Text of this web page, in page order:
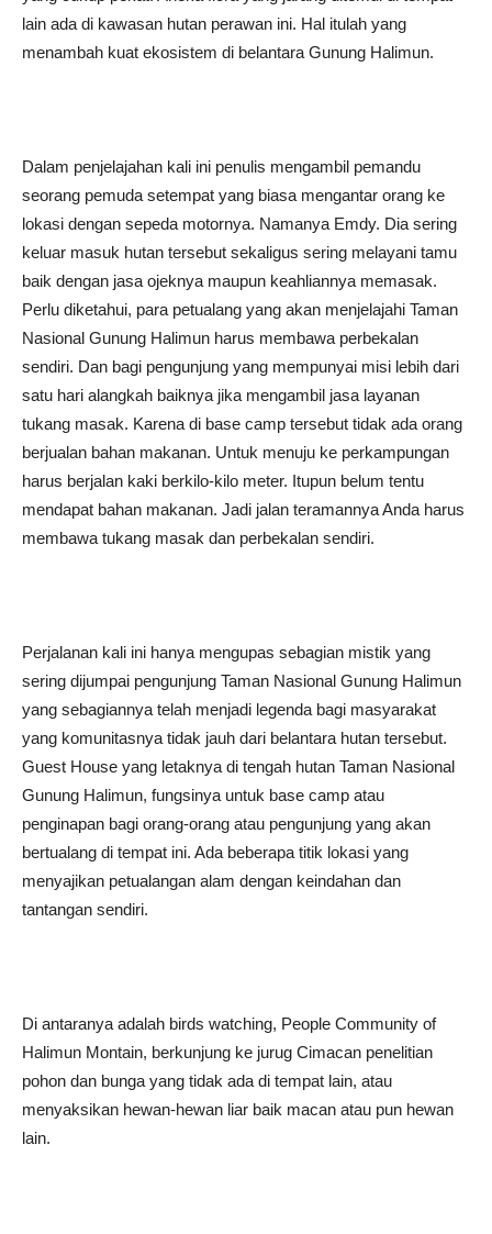
lain ada di kawasan hutan perawan ini. Hal itulah yang
menambah kuat ekosistem di belantara Gunung Halimun.
Dalam penjelajahan kali ini penulis mengambil pemandu
seorang pemuda setempat yang biasa mengantar orang ke
lokasi dengan sepeda motornya. Namanya Emdy. Dia sering
keluar masuk hutan tersebut sekaligus sering melayani tamu
baik dengan jasa ojeknya maupun keahliannya memasak.
Perlu diketahui, para petualang yang akan menjelajahi Taman
Nasional Gunung Halimun harus membawa perbekalan
sendiri. Dan bagi pengunjung yang mempunyai misi lebih dari
satu hari alangkah baiknya jika mengambil jasa layanan
tukang masak. Karena di base camp tersebut tidak ada orang
berjualan bahan makanan. Untuk menuju ke perkampungan
harus berjalan kaki berkilo-kilo meter. Itupun belum tentu
mendapat bahan makanan. Jadi jalan teramannya Anda harus
membawa tukang masak dan perbekalan sendiri.
Perjalanan kali ini hanya mengupas sebagian mistik yang
sering dijumpai pengunjung Taman Nasional Gunung Halimun
yang sebagiannya telah menjadi legenda bagi masyarakat
yang komunitasnya tidak jauh dari belantara hutan tersebut.
Guest House yang letaknya di tengah hutan Taman Nasional
Gunung Halimun, fungsinya untuk base camp atau
penginapan bagi orang-orang atau pengunjung yang akan
bertualang di tempat ini. Ada beberapa titik lokasi yang
menyajikan petualangan alam dengan keindahan dan
tantangan sendiri.
Di antaranya adalah birds watching, People Community of
Halimun Montain, berkunjung ke jurug Cimacan penelitian
pohon dan bunga yang tidak ada di tempat lain, atau
menyaksikan hewan-hewan liar baik macan atau pun hewan
lain.